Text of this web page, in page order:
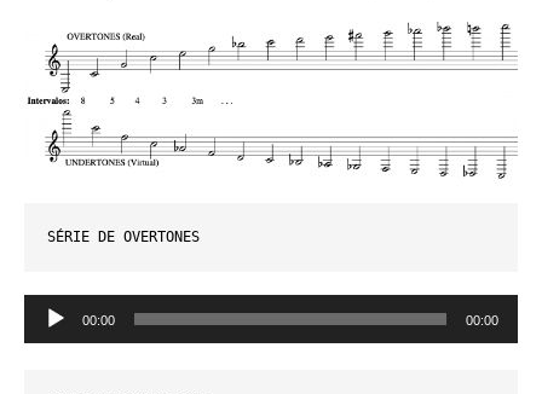
SÉRIE DE OVERTONES
Tocador
de
00:00 00:00